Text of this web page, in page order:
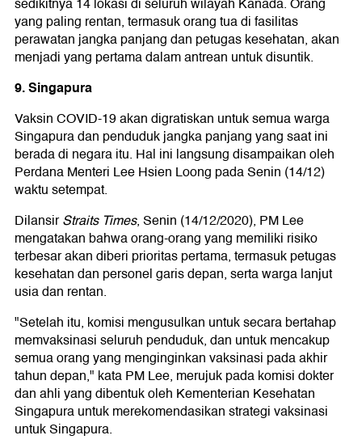
yang paling rentan, termasuk orang tua di fasilitas
perawatan jangka panjang dan petugas kesehatan, akan
menjadi yang pertama dalam antrean untuk disuntik.
9. Singapura
Vaksin COVID-19 akan digratiskan untuk semua warga
Singapura dan penduduk jangka panjang yang saat ini
berada di negara itu. Hal ini langsung disampaikan oleh
Perdana Menteri Lee Hsien Loong pada Senin (14/12)
waktu setempat.
DilansirStraits Times, Senin (14/12/2020), PM Lee
mengatakan bahwa orang-orang yang memiliki risiko
terbesar akan diberi prioritas pertama, termasuk petugas
kesehatan dan personel garis depan, serta warga lanjut
usia dan rentan.
"Setelah itu, komisi mengusulkan untuk secara bertahap
memvaksinasi seluruh penduduk, dan untuk mencakup
semua orang yang menginginkan vaksinasi pada akhir
tahun depan," kata PM Lee, merujuk pada komisi dokter
dan ahli yang dibentuk oleh Kementerian Kesehatan
Singapura untuk merekomendasikan strategi vaksinasi
untuk Singapura.